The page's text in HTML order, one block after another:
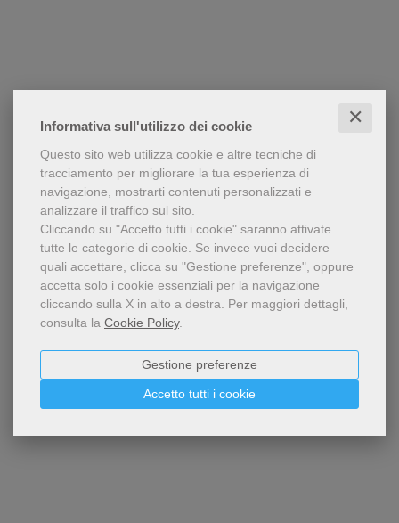
Informativa sull'utilizzo dei cookie ✕
Questo sito web utilizza cookie e altre tecniche di
tracciamento per migliorare la tua esperienza di
navigazione, mostrarti contenuti personalizzati e
analizzare il traffico sul sito.
Cliccando su "Accetto tutti i cookie" saranno attivate
tutte le categorie di cookie. Se invece vuoi decidere
quali accettare, clicca su "Gestione preferenze", oppure
accetta solo i cookie essenziali per la navigazione
cliccando sulla X in alto a destra. Per maggiori dettagli,
consulta la Cookie Policy.
Accetto tutti i cookie
Gestione preferenze